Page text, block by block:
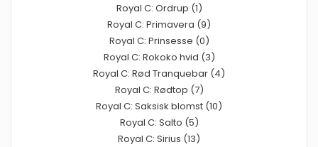
Royal C: Ordrup (1)
Royal C: Primavera (9)
Royal C: Prinsesse (0)
Royal C: Rokoko hvid (3)
Royal C: Rød Tranquebar (4)
Royal C: Rødtop (7)
Royal C: Saksisk blomst (10)
Royal C: Salto (5)
Royal C: Sirius (13)